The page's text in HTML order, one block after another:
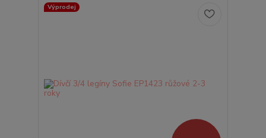
Výprodej